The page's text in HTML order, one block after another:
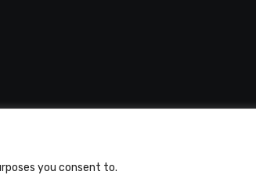
you consent to.
Production of UnitrustMedia |